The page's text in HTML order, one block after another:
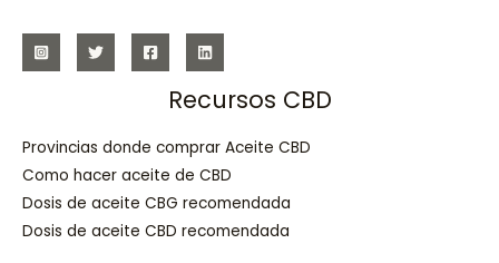
Recursos CBD
Provincias donde comprar Aceite CBD
Como hacer aceite de CBD
Dosis de aceite CBG recomendada
Dosis de aceite CBD recomendada